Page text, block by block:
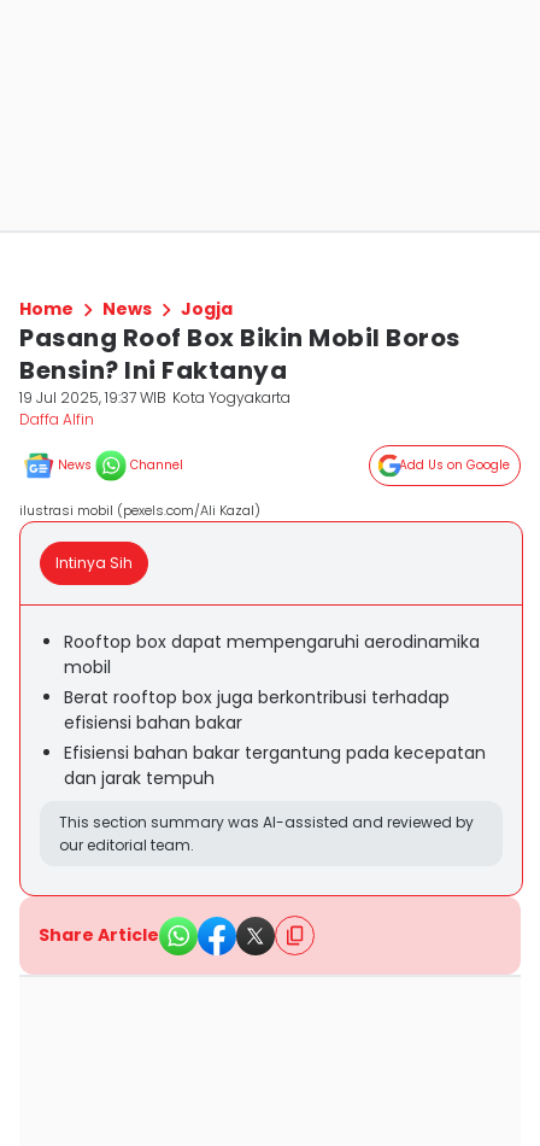
Home News Jogja
Pasang Roof Box Bikin Mobil Boros
Bensin? Ini Faktanya
19 Jul 2025, 19:37 WIB Kota Yogyakarta
Daffa Alfin
News Channel Add Us on Google
ilustrasi mobil (pexels.com/Ali Kazal)
Intinya Sih
Rooftop box dapat mempengaruhi aerodinamika
mobil
Berat rooftop box juga berkontribusi terhadap
efisiensi bahan bakar
Efisiensi bahan bakar tergantung pada kecepatan
dan jarak tempuh
This section summary was AI-assisted and reviewed by
our editorial team.
Share Article